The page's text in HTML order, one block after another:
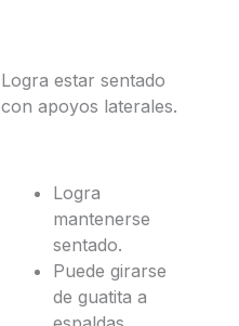
Logra estar sentado
con apoyos laterales.
Logra
mantenerse
sentado.
Puede girarse
de guatita a